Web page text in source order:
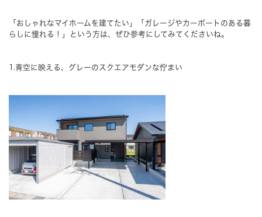
「おしゃれなマイホームを建てたい」「ガレージやカーポートのある暮
らしに憧れる！」という方は、ぜひ参考にしてみてくださいね。
1.青空に映える、グレーのスクエアモダンな佇まい